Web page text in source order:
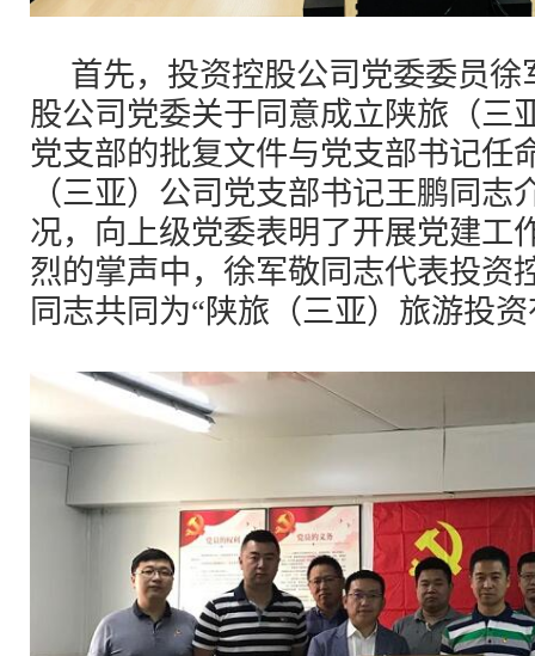
首先，投资控股公司党委委员
股公司党委关于同意成立陕旅（三
党支部的批复文件与党支部书记任
（三亚）公司党支部书记王鹏同志
况，向上级党委表明了开展党建工
烈的掌声中，徐军敬同志代表投资
同志共同为“陕旅（三亚）旅游投